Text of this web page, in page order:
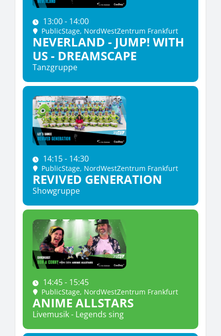
13:00 - 14:00
PublicStage, NordWestZentrum Frankfurt
NEVERLAND - JUMP! WITH
US - DREAMSCAPE
Tanzgruppe
14:15 - 14:30
PublicStage, NordWestZentrum Frankfurt
REVIVED GENERATION
Showgruppe
14:45 - 15:45
PublicStage, NordWestZentrum Frankfurt
ANIME ALLSTARS
Livemusik - Legends sing